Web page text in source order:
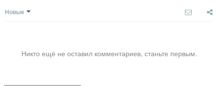
Новые
Никто ещё не оставил комментариев, станьте первым.